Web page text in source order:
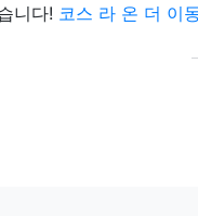
니다! 코스 라 온 더 이